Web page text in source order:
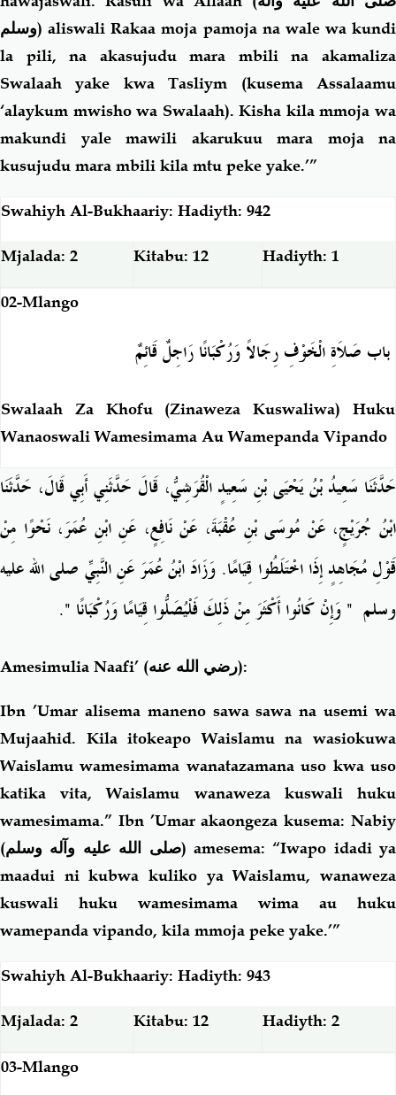
وسلم) aliswali Rakaa moja pamoja na wale wa kundi
la pili, na akasujudu mara mbili na akamaliza
Swalaah yake kwa Tasliym (kusema Assalaamu
‘alaykum mwisho wa Swalaah). Kisha kila mmoja wa
makundi yale mawili akarukuu mara moja na
kusujudu mara mbili kila mtu peke yake.’”
Swahiyh Al-Bukhaariy: Hadiyth: 942
Mjalada: 2 Kitabu: 12 Hadiyth: 1
02-Mlango
باب صَلاَةِ الْخَوْفِ رِجَالاً وَرُكْبَانًا رَاجِلٌ قَائِمٌ
Swalaah Za Khofu (Zinaweza Kuswaliwa) Huku
Wanaoswali Wamesimama Au Wamepanda Vipando
حَدَّثَنَا سَعِيدُ بْنُ يَحْيَى بْنِ سَعِيدٍ الْقُرَشِيُّ، قَالَ حَدَّثَنِي أَبِي قَالَ، حَدَّثَنَا
ابْنُ جُرَيْجٍ، عَنْ مُوسَى بْنِ عُقْبَةَ، عَنْ نَافِعٍ، عَنِ ابْنِ عُمَرَ، نَحْوًا مِنْ
قَوْلِ مُجَاهِدٍ إِذَا اخْتَلَطُوا قِيَامًا‏.‏ وَزَادَ ابْنُ عُمَرَ عَنِ النَّبِيِّ صلى الله عليه
وسلم ‏ "‏ وَإِنْ كَانُوا أَكْثَرَ مِنْ ذَلِكَ فَلْيُصَلُّوا قِيَامًا وَرُكْبَانًا ‏ "
‏‏.‏
Amesimulia Naafi’ (رضي الله عنه):
Ibn ’Umar alisema maneno sawa sawa na usemi wa
Mujaahid. Kila itokeapo Waislamu na wasiokuwa
Waislamu wamesimama wanatazamana uso kwa uso
katika vita, Waislamu wanaweza kuswali huku
wamesimama.” Ibn ’Umar akaongeza kusema: Nabiy
(صلى الله عليه وآله وسلم) amesema: “Iwapo idadi ya
maadui ni kubwa kuliko ya Waislamu, wanaweza
kuswali huku wamesimama wima au huku
wamepanda vipando, kila mmoja peke yake.’”
Swahiyh Al-Bukhaariy: Hadiyth: 943
Mjalada: 2 Kitabu: 12 Hadiyth: 2
03-Mlango